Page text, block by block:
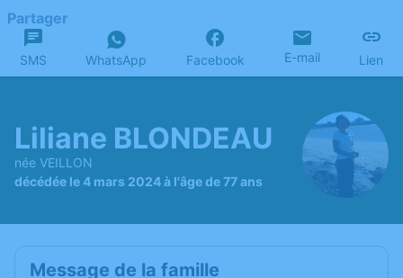
Partager
SMS WhatsApp Facebook E-mail Lien
Liliane BLONDEAU
née VEILLON
décédée le 4 mars 2024 à l'âge de 77 ans
Message de la famille